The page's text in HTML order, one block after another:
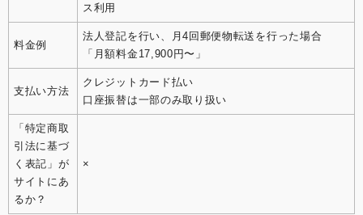
ス利用
料金例
法人登記を行い、月4回郵便物転送を行った場合
「月額料金17,900円〜」
支払い方法
クレジットカード払い
口座振替は一部のみ取り扱い
「特定商取
引法に基づ
く表記」が
サイトにあ
るか？
×